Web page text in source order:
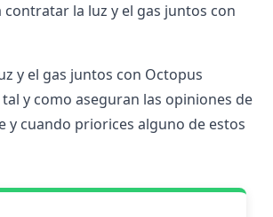
contratar la luz y el gas juntos con
y el gas juntos con Octopus
y como aseguran las opiniones de
y cuando priorices alguno de estos